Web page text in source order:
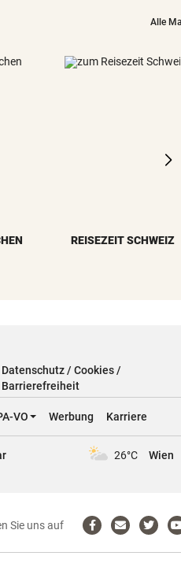
Alle
REISEZEIT SCHWEIZ
Datenschutz / Cookies /
Barrierefreiheit
VO Werbung Karriere
26°C Wien
Sie uns auf
Zum
Facebook-
Email
schreiben
Zum